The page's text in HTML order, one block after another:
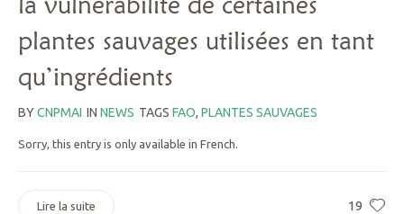
plantes sauvages utilisées en tant
qu’ingrédients
BYCNPMAI IN NEWS TAGS FAO, PLANTES SAUVAGES
Sorry, this entry is only available in French.
19
Lire la suite